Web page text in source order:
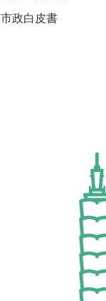
市政白皮書